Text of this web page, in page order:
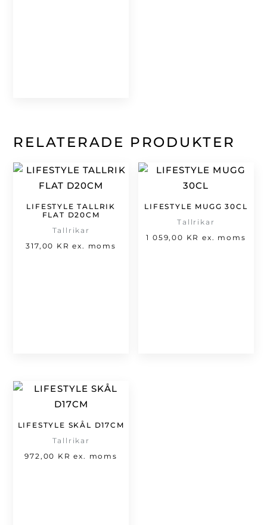
RELATERADE PRODUKTER
LIFESTYLE TALLRIK
FLAT D20CM
Tallrikar
317,00 KR ex. moms
LIFESTYLE MUGG 30CL
Tallrikar
1 059,00 KR ex. moms
LIFESTYLE SKÅL D17CM
Tallrikar
972,00 KR ex. moms